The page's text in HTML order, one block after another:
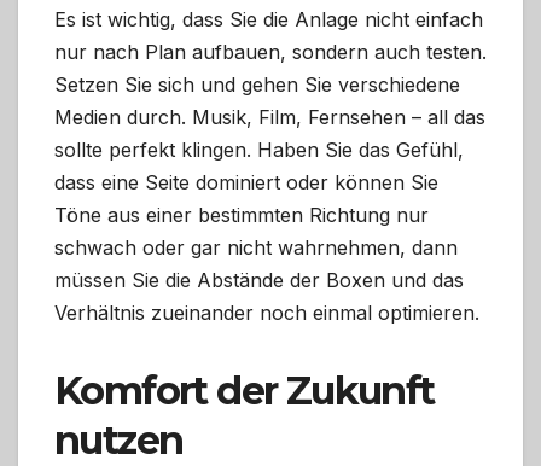
Es ist wichtig, dass Sie die Anlage nicht einfach
nur nach Plan aufbauen, sondern auch testen.
Setzen Sie sich und gehen Sie verschiedene
Medien durch. Musik, Film, Fernsehen – all das
sollte perfekt klingen. Haben Sie das Gefühl,
dass eine Seite dominiert oder können Sie
Töne aus einer bestimmten Richtung nur
schwach oder gar nicht wahrnehmen, dann
müssen Sie die Abstände der Boxen und das
Verhältnis zueinander noch einmal optimieren.
Komfort der Zukunft
nutzen